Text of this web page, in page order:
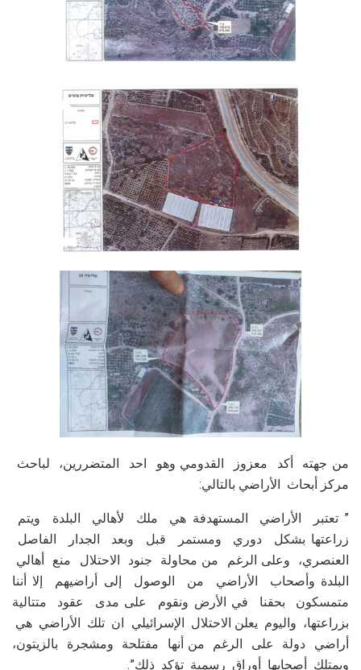
من جهته أكد معزوز القدومي وهو احد المتضررين، لباحث
مركز أبحاث الأراضي بالتالي:
” تعتبر الأراضي المستهدفة هي ملك لأهالي البلدة ويتم
زراعتها بشكل دوري ومستمر قبل وبعد الجدار الفاصل
العنصري، وعلى الرغم من محاولة جنود الاحتلال منع أهالي
البلدة وأصحاب الأراضي من الوصول إلى أراضيهم إلا أننا
متمسكون بحقنا في الأرض ونقوم على مدى عقود متتالية
بزراعتها، واليوم يعلن الاحتلال الإسرائيلي ان تلك الأراضي هي
أراضي دولة على الرغم من أنها مفتلحة ومشجرة بالزيتون،
ويمتلك أصحابها أوراق رسمية تؤكد ذلك”.